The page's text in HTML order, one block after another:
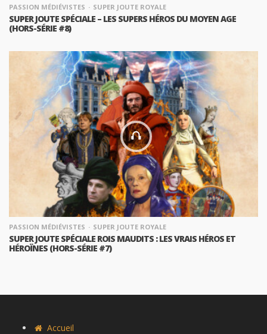
PASSION MÉDIÉVISTES SUPER JOUTE ROYALE
SUPER JOUTE SPÉCIALE – LES SUPERS HÉROS DU MOYEN AGE
(HORS-SÉRIE #8)
PASSION MÉDIÉVISTES SUPER JOUTE ROYALE
SUPER JOUTE SPÉCIALE ROIS MAUDITS : LES VRAIS HÉROS ET
HÉROÏNES (HORS-SÉRIE #7)
Accueil